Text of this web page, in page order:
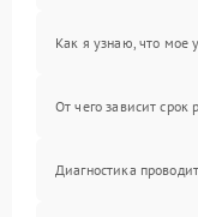
Как я узнаю, что мое
От чего зависит срок
Диагностика